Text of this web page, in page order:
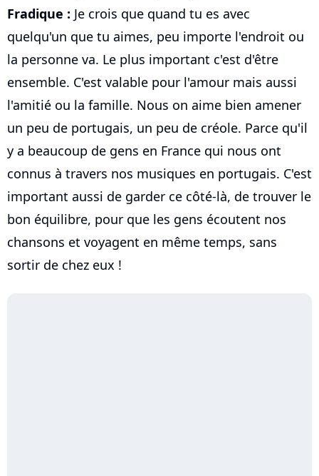
Fradique : Je crois que quand tu es avec
quelqu'un que tu aimes, peu importe l'endroit ou
la personne va. Le plus important c'est d'être
ensemble. C'est valable pour l'amour mais aussi
l'amitié ou la famille. Nous on aime bien amener
un peu de portugais, un peu de créole. Parce qu'il
y a beaucoup de gens en France qui nous ont
connus à travers nos musiques en portugais. C'est
important aussi de garder ce côté-là, de trouver le
bon équilibre, pour que les gens écoutent nos
chansons et voyagent en même temps, sans
sortir de chez eux !